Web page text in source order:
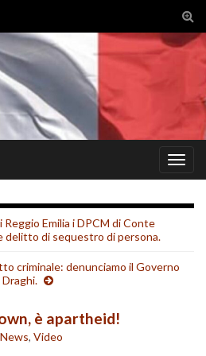
Reggio Emilia i DPCM di Conte
di sequestro di persona.
criminale: denunciamo il Governo
Draghi.
è apartheid!
News, Video